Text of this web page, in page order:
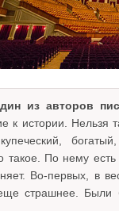
из авторов
к истории. Нельзя
По нему есть
Во-первых, в
страшнее. Были